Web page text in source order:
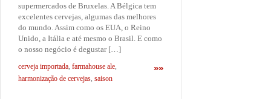
supermercados de Bruxelas. A Bélgica tem
excelentes cervejas, algumas das melhores
do mundo. Assim como os EUA, o Reino
Unido, a Itália e até mesmo o Brasil. E como
o nosso negócio é degustar […]
»»
cerveja importada, farmahouse ale,
harmonização de cervejas, saison